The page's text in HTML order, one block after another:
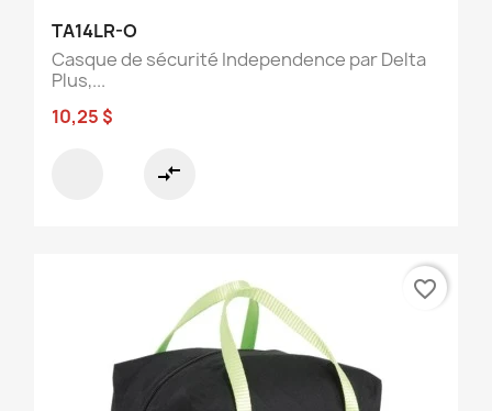
TA14LR-O
Casque de sécurité Independence par Delta
Plus,...
10,25 $
compare_arrows
favorite_border